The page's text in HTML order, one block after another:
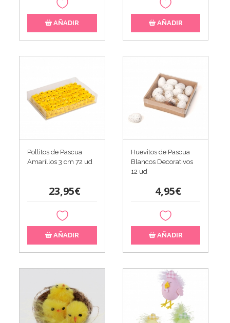
AÑADIR AÑADIR
Pollitos de Pascua
Amarillos 3 cm 72 ud
23,95€
AÑADIR
Huevitos de Pascua
Blancos Decorativos
12 ud
4,95€
AÑADIR